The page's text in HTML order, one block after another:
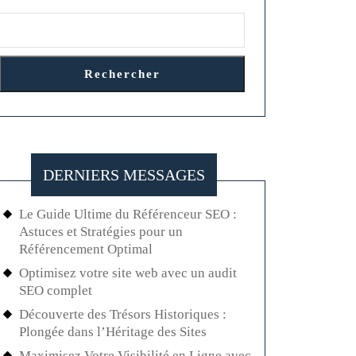
Rechercher
DERNIERS MESSAGES
Le Guide Ultime du Référenceur SEO :
Astuces et Stratégies pour un
Référencement Optimal
Optimisez votre site web avec un audit
SEO complet
Découverte des Trésors Historiques :
Plongée dans l’Héritage des Sites